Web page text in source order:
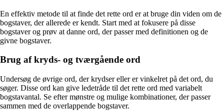
En effektiv metode til at finde det rette ord er at bruge din viden om de
bogstaver, der allerede er kendt. Start med at fokusere på disse
bogstaver og prøv at danne ord, der passer med definitionen og de
givne bogstaver.
Brug af kryds- og tværgående ord
Undersøg de øvrige ord, der krydser eller er vinkelret på det ord, du
søger. Disse ord kan give ledetråde til det rette ord med variabelt
bogstavantal. Se efter mønstre og mulige kombinationer, der passer
sammen med de overlappende bogstaver.